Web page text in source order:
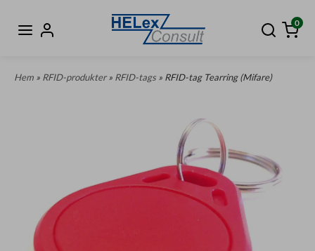
0
Hem » RFID-produkter» RFID-tags » RFID-tag Tearring (Mifare)